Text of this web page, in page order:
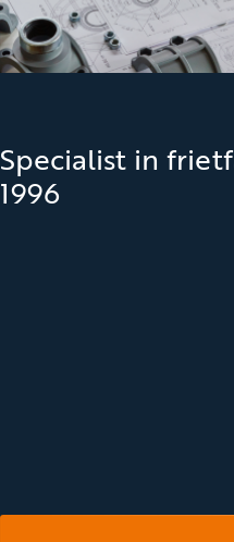
Specialist in
1996